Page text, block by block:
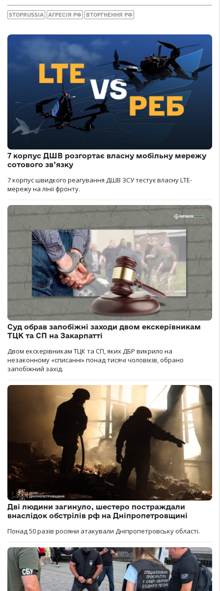
STOPRUSSIA АГРЕСІЯ РФ ВТОРГНЕННЯ РФ
7 корпус ДШВ розгортає власну мобільну мережу
сотового зв’язку
7 корпус швидкого реагування ДШВ ЗСУ тестує власну LTE-
мережу на лінії фронту.
Суд обрав запобіжні заходи двом екскерівникам
ТЦК та СП на Закарпатті
Двом екскерівникам ТЦК та СП, яких ДБР викрило на
незаконному «списанні» понад тисячі чоловіків, обрано
запобіжний захід.
Дві людини загинуло, шестеро постраждали
внаслідок обстрілів рф на Дніпропетровщині
Понад 50 разів росіяни атакували Дніпропетровську області.